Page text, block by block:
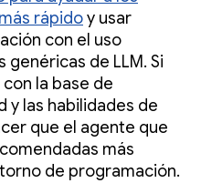
rápidoy usar
con el uso
de LLM. Si
la base de
y las habilidades de
que el agente que
más
de programación.